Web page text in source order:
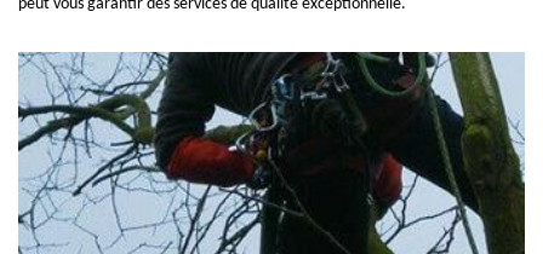
peut vous garantir des services de qualité exceptionnelle.